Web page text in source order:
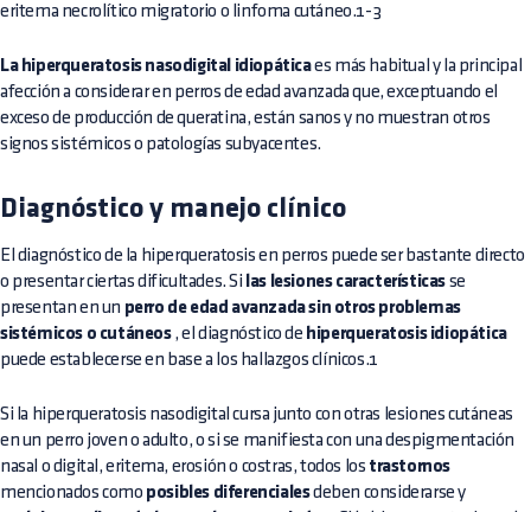
eritema necrolítico migratorio o linfoma cutáneo.1-3
La hiperqueratosis nasodigital idiopáticaes más habitual y la principal
afección a considerar en perros de edad avanzada que, exceptuando el
exceso de producción de queratina, están sanos y no muestran otros
signos sistémicos o patologías subyacentes.
Diagnóstico y manejo clínico
El diagnóstico de la hiperqueratosis en perros puede ser bastante directo
o presentar ciertas dificultades. Si las lesiones características se
presentan en un perro de edad avanzada sin otros problemas
sistémicos o cutáneos, el diagnóstico de hiperqueratosis idiopática
puede establecerse en base a los hallazgos clínicos.1
Si la hiperqueratosis nasodigital cursa junto con otras lesiones cutáneas
en un perro joven o adulto, o si se manifiesta con una despigmentación
nasal o digital, eritema, erosión o costras, todos los trastornos
mencionados como posibles diferencialesdeben considerarse y